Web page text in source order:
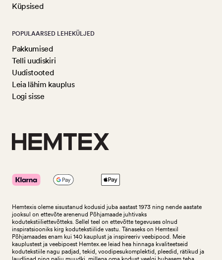
Küpsised
POPULAARSED LEHEKÜLJED
Pakkumised
Telli uudiskiri
Uudistooted
Leia lähim kauplus
Logi sisse
Hemtexis oleme sisustanud kodusid juba aastast 1973 ning nende aastate
jooksul on ettevõte arenenud Põhjamaade juhtivaks
kodutekstiiliettevõtteks. Sellel teel on ettevõtte tegevuses olnud
inspiratsiooniks kirg kodutekstiilide vastu. Tänaseks on Hemtexil
Põhjamaades enam kui 140 kauplust ja inspireeriv veebipood. Meie
kauplustest ja veebipoest Hemtex.ee leiad hea hinnaga kvaliteetseid
kodutekstiile nagu padjad, tekid, voodipesukomplektid, pleedid, rätikud ja